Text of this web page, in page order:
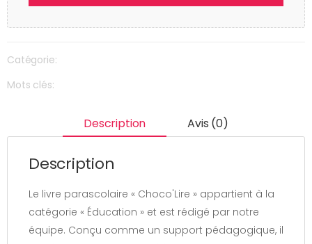
Catégorie:
Mots clés:
Description Avis (0)
Description
Le livre parascolaire « Choco'Lire » appartient à la
catégorie « Éducation » et est rédigé par notre
équipe. Conçu comme un support pédagogique, il